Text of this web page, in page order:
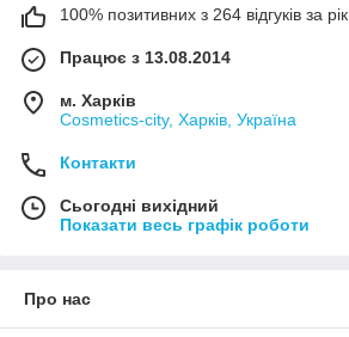
100% позитивних з 264 відгуків за рік
Працює з 13.08.2014
м. Харків
Cosmetics-city, Харків, Україна
Контакти
Сьогодні вихідний
Показати весь графік роботи
Про нас